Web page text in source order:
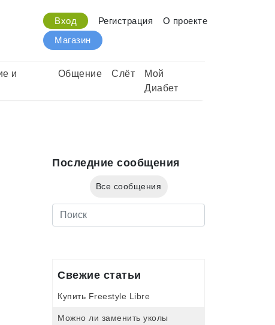
Вход Регистрация
О проекте
Магазин
и
Общение Слёт
Мой
Диабет
Последние сообщения
Все сообщения
Свежие статьи
Купить Freestyle Libre
Можно ли заменить уколы